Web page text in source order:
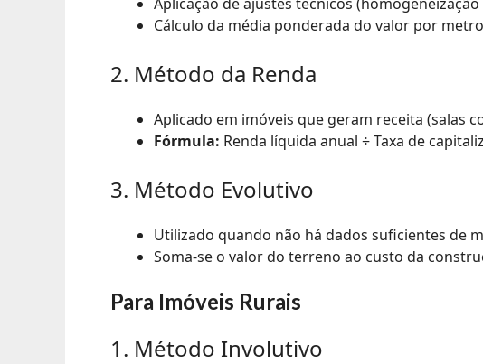
Cálculo da média ponderada do valor por
2. Método da Renda
Aplicado em imóveis que geram receita (salas
Fórmula: Renda líquida anual ÷ Taxa de
3. Método Evolutivo
Utilizado quando não há dados suficientes de
Soma-se o valor do terreno ao custo da
Para Imóveis Rurais
1. Método Involutivo